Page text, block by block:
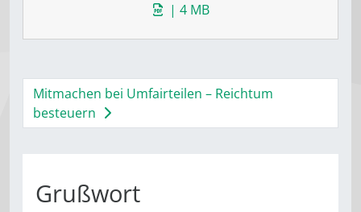
| 4 MB
Mitmachen bei Umfairteilen – Reichtum
besteuern
Grußwort